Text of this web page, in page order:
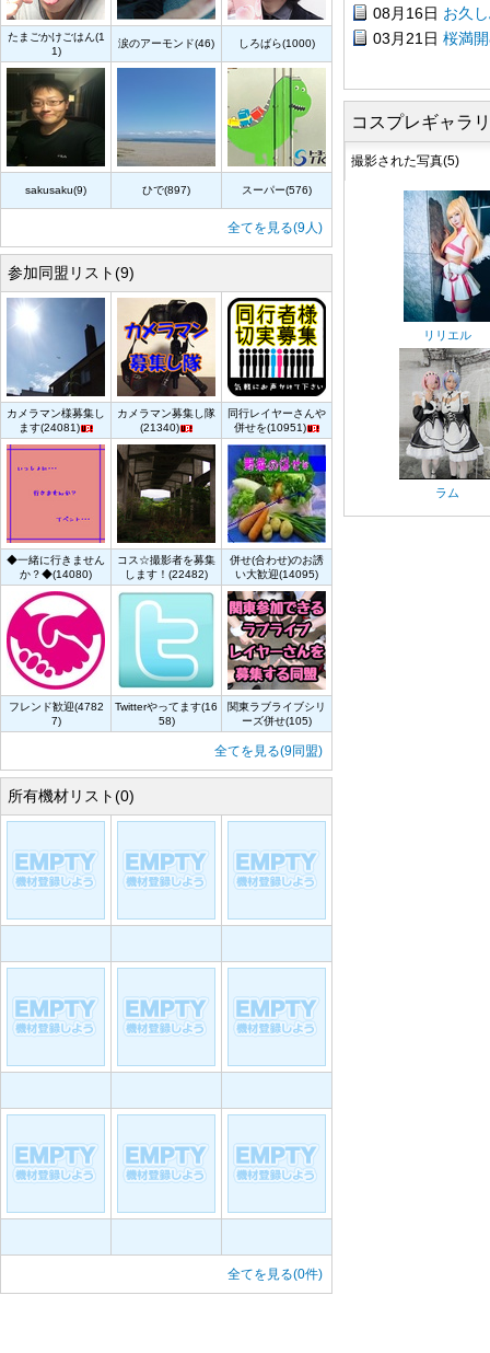
たまごかけごはん(1
1)
涙のアーモンド(46) しろばら(1000)
sakusaku(9) ひで(897) スーパー(576)
全てを見る(9人)
参加同盟リスト(9)
カメラマン様募集し
ます(24081)
カメラマン募集し隊
(21340)
同行レイヤーさんや
併せを(10951)
◆一緒に行きません
か？◆(14080)
コス☆撮影者を募集
します！(22482)
併せ(合わせ)のお誘
い大歓迎(14095)
フレンド歓迎(4782
7)
Twitterやってます(16
58)
関東ラブライブシリ
ーズ併せ(105)
全てを見る(9同盟)
所有機材リスト(0)
全てを見る(0件)
08月16日 お久
03月21日 桜満開
コスプレギャラ
撮影された写真(5)
リリエル
ラム